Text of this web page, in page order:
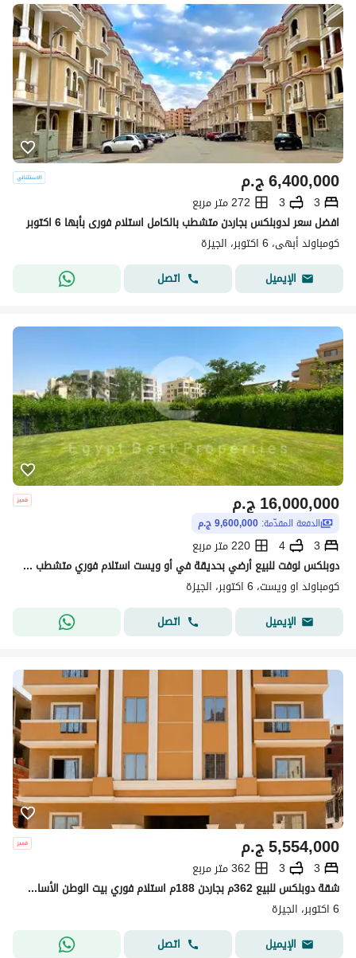
ج.م6,400,000
3
3
272 متر مربع
افضل سعر لدوبلكس بجاردن متشطب بالكامل استلام فورى بأبها 6 اكتوبر
كومباوند أبهى، 6 اكتوبر، الجيزة
الإيميل
اتصل
ج.م16,000,000
الدفعة المقدّمة: 9,600,000 ج.م
3
4
220 متر مربع
دوبلكس لوفت للبيع أرضي بحديقة في أو ويست استلام فوري متشطب 3غرف
كومباوند او ويست، 6 اكتوبر، الجيزة
الإيميل
اتصل
ج.م5,554,000
3
3
362 متر مربع
شقة دوبلكس للبيع 362م بجاردن 188م استلام فوري بيت الوطن الأساسي 6 أكتوبر | أمام مدخل الشيخ زايد 4
6 اكتوبر، الجيزة
الإيميل
اتصل